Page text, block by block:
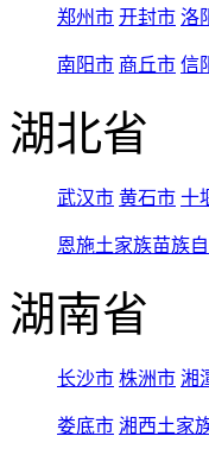
郑州市 开封市 洛
南阳市 商丘市 信
湖北省
武汉市 黄石市 十
恩施土家族苗族
湖南省
长沙市 株洲市 湘
娄底市 湘西土家